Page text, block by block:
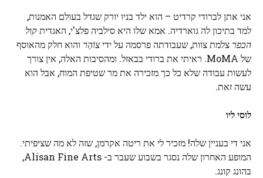
אני אתן לברודי קרדיט – הוא ילד בניו יורק שגדל בעולם האמנות,
למד בתיכון לה גוארדיה. אמא שלו היא סילביה פלצ'י, האגדיתקול
הכפר צלמת צוות, שעבודתה פרסמה על ידיצוֹהַר והוא חלק מהאוסף
של MoMA. ראיתי את ברודי בבאזל. ומהסיבות האלה, אין צורך
לעשות עבודה שלא כל כך מזכירה את מר שטיפת המוח, אבל הוא
עשה זאת.
לוסי ליו
אני די בעניין שלה! מזכיר לי את ריטה אקרמן, שזה לא מה שציפיתי.
המופע האחרון שלה נסגר בשבוע שעבר ב- Alisan Fine Arts,
בהונג קונג.